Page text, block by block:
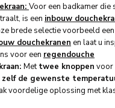
Voor een badkamer die
is een inbouw
brede selectie voorbeeld een
douchekranen en laat u
voor een regendouche
Mettwee knoppen voor
zelf de gewenste
voordelige oplossing met